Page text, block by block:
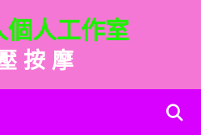
個人工作室
按 摩